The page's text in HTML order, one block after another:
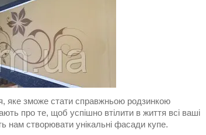
яке зможе стати справжньою родзинкою
про те, щоб успішно втілити в життя всі ваші
нам створювати унікальні фасади купе.